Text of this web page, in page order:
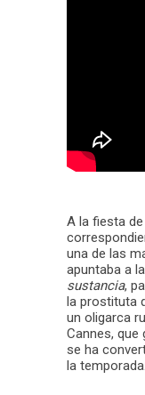
A la fiesta de
una de las
apuntaba a
sustancia,
la prostituta
un oligarca
Cannes, que
se ha
la temporada.